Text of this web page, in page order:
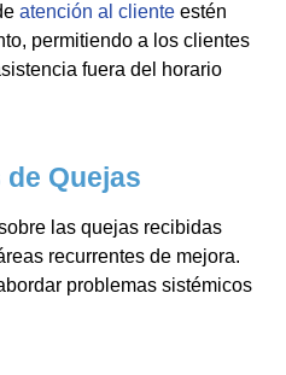
atención al cliente estén
permitiendo a los clientes
fuera del horario
Quejas
las quejas recibidas
recurrentes de mejora.
problemas sistémicos